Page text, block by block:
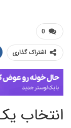
انتخاب
گذاری
یک